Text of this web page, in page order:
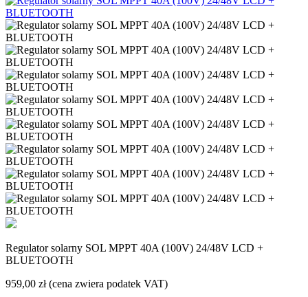
Regulator solarny SOL MPPT 40A (100V) 24/48V LCD +
BLUETOOTH
959,00 zł(cena zwiera podatek VAT)